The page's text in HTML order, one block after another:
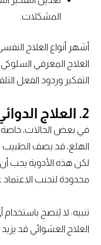
المشكلات.
أشهر أنواع العلاج
التفكير وردود الفعل
2. العلاج
في بعض الحالات، خاصة
الهلع، قد يصف الطبيب
لكن هذه الأدوية يجب
محدودة لتجنب الاعتماد
تنبيه: لا يُنصح
العلاج العشوائي قد يزيد